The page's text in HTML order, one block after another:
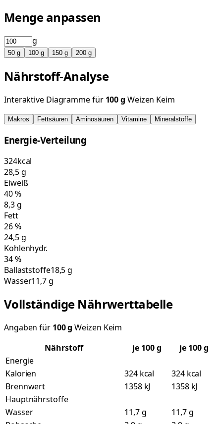
Menge anpassen
g
50 g 100 g 150 g 200 g
Nährstoff-Analyse
Interaktive Diagramme für 100g Weizen Keim
Makros Fettsäuren Aminosäuren Vitamine Mineralstoffe
Energie-Verteilung
324kcal
28,5g
Eiweiß
40%
8,3g
Fett
26%
24,5g
Kohlenhydr.
34%
Ballaststoffe18,5 g
Wasser11,7 g
Vollständige Nährwerttabelle
Angaben für 100g Weizen Keim
Nährstoff
je 100g
je 100 g
Energie
Kalorien
324 kcal
324 kcal
Brennwert
1358 kJ
1358 kJ
Hauptnährstoffe
Wasser
11,7 g
11,7 g